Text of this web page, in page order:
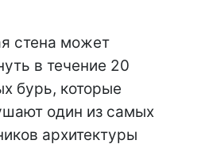
стена может
в течение 20
бурь, которые
один из самых
архитектуры